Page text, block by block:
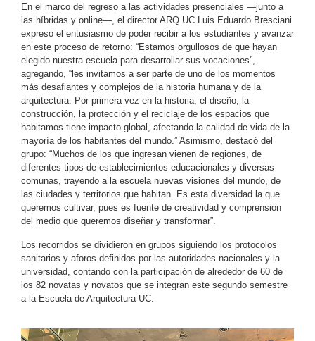
En el marco del regreso a las actividades presenciales —junto a
las híbridas y online—, el director ARQ UC Luis Eduardo Bresciani
expresó el entusiasmo de poder recibir a los estudiantes y avanzar
en este proceso de retorno: “Estamos orgullosos de que hayan
elegido nuestra escuela para desarrollar sus vocaciones”,
agregando, “les invitamos a ser parte de uno de los momentos
más desafiantes y complejos de la historia humana y de la
arquitectura. Por primera vez en la historia, el diseño, la
construcción, la protección y el reciclaje de los espacios que
habitamos tiene impacto global, afectando la calidad de vida de la
mayoría de los habitantes del mundo.” Asimismo, destacó del
grupo: “Muchos de los que ingresan vienen de regiones, de
diferentes tipos de establecimientos educacionales y diversas
comunas, trayendo a la escuela nuevas visiones del mundo, de
las ciudades y territorios que habitan. Es esta diversidad la que
queremos cultivar, pues es fuente de creatividad y comprensión
del medio que queremos diseñar y transformar”.
Los recorridos se dividieron en grupos siguiendo los protocolos
sanitarios y aforos definidos por las autoridades nacionales y la
universidad, contando con la participación de alrededor de 60 de
los 82 novatas y novatos que se integran este segundo semestre
a la Escuela de Arquitectura UC.